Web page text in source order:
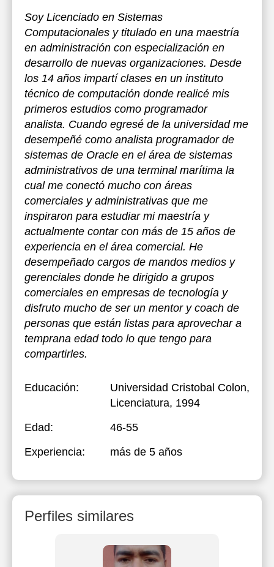
Soy Licenciado en Sistemas
Computacionales y titulado en una maestría
en administración con especialización en
desarrollo de nuevas organizaciones. Desde
los 14 años impartí clases en un instituto
técnico de computación donde realicé mis
primeros estudios como programador
analista. Cuando egresé de la universidad me
desempeñé como analista programador de
sistemas de Oracle en el área de sistemas
administrativos de una terminal marítima la
cual me conectó mucho con áreas
comerciales y administrativas que me
inspiraron para estudiar mi maestría y
actualmente contar con más de 15 años de
experiencia en el área comercial. He
desempeñado cargos de mandos medios y
gerenciales donde he dirigido a grupos
comerciales en empresas de tecnología y
disfruto mucho de ser un mentor y coach de
personas que están listas para aprovechar a
temprana edad todo lo que tengo para
compartirles.
Educación: Universidad Cristobal Colon,
Licenciatura, 1994
Edad:
46-55
Experiencia:
más de 5 años
Perfiles similares